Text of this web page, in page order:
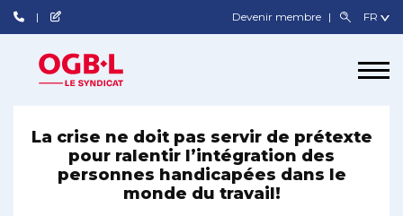
Devenir membre
La crise ne doit pas servir de prétexte
pour ralentir l’intégration des
personnes handicapées dans le
monde du travail!